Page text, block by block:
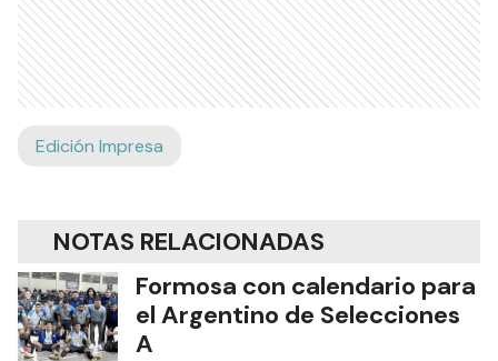
Edición Impresa
NOTAS RELACIONADAS
Formosa con calendario para
el Argentino de Selecciones
A